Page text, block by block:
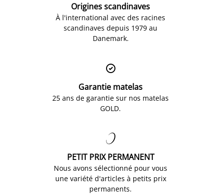
Origines scandinaves
À l'international avec des racines
scandinaves depuis 1979 au
Danemark.

Garantie matelas
25 ans de garantie sur nos matelas
GOLD.

PETIT PRIX PERMANENT
Nous avons sélectionné pour vous
une variété d'articles à petits prix
permanents.